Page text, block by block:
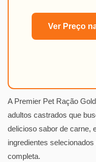
Ver Preço
A Premier Pet Ração
adultos castrados que
delicioso sabor de carne,
ingredientes
completa.